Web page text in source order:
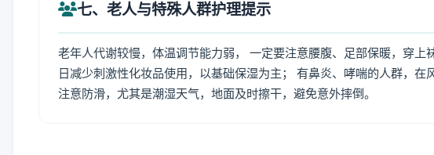
七、老人与特殊人群护理提示
老年人代谢较慢，体温调节能力弱， 一定要注意腰腹、足部保暖，穿
日减少刺激性化妆品使用，以基础保湿为主； 有鼻炎、哮喘的人群，
注意防滑，尤其是潮湿天气，地面及时擦干，避免意外摔倒。